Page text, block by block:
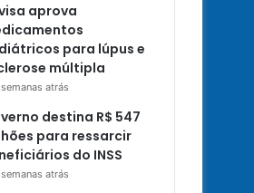
aprova
para lúpus e
múltipla
atrás
destina R$ 547
para ressarcir
do INSS
atrás